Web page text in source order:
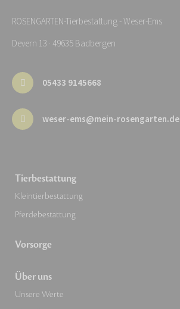
ROSENGARTEN-Tierbestattung - Weser-Ems
Devern 13 · 49635 Badbergen
05433 9145668
weser-ems@mein-rosengarten.de
Tierbestattung
Kleintierbestattung
Pferdebestattung
Vorsorge
Über uns
Unsere Werte